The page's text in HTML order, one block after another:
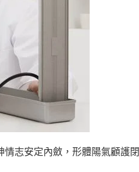
志安定內斂，形體陽氣顧護閉